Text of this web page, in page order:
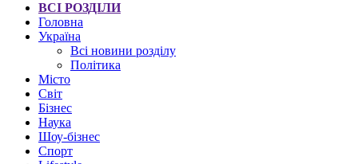
ВСІ РОЗДІЛИ
Головна
Україна
Всі новини розділу
Політика
Місто
Світ
Бізнес
Наука
Шоу-бізнес
Спорт